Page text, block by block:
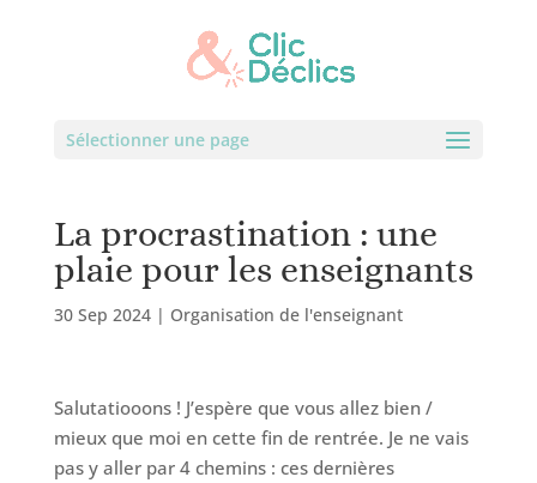
Sélectionner une page
La procrastination : une
plaie pour les enseignants
30 Sep 2024| Organisation de l'enseignant
Salutatiooons ! J’espère que vous allez bien /
mieux que moi en cette fin de rentrée. Je ne vais
pas y aller par 4 chemins : ces dernières